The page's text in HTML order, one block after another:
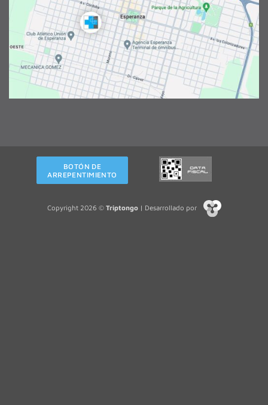
BOTÓN DE
ARREPENTIMIENTO
Copyright 2026 © Triptongo| Desarrollado por